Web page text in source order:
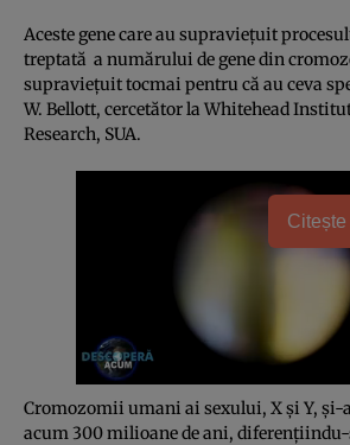
Aceste gene care au supravieţuit
treptată a numărului de gene din
supravieţuit tocmai pentru că au ceva
W. Bellott, cercetător la Whitehead
Research, SUA.
Citește
Cromozomii umani ai sexului, X şi Y, şi-
acum 300 milioane de ani, diferenţiindu-